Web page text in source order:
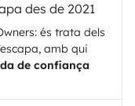
des de 2021
és trata dels
, amb qui
de confiança